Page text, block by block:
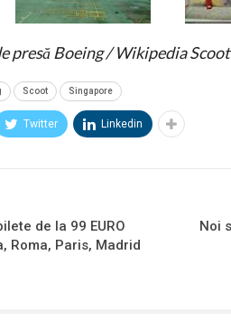
presă Boeing / Wikipedia
Scoot Singapore
Twitter Linkedin
de la 99 EURO
Roma, Paris, Madrid
Noi